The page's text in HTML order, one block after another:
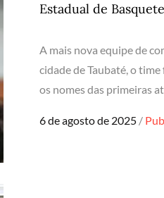
Estadual de Basquete
A mais nova equipe de
cidade de Taubaté, o
os nomes das primeiras
Posted
6 de agosto de 2025